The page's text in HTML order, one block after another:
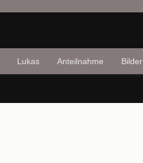
Lukas Anteilnahme Bilder